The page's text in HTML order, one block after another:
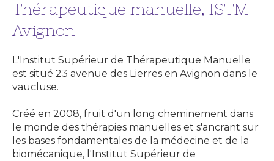
Thérapeutique manuelle, ISTM
Avignon
L'Institut Supérieur de Thérapeutique Manuelle
est situé 23 avenue des Lierres en Avignon dans le
vaucluse.
Créé en 2008, fruit d'un long cheminement dans
le monde des thérapies manuelles et s'ancrant sur
les bases fondamentales de la médecine et de la
biomécanique, l'Institut Supérieur de